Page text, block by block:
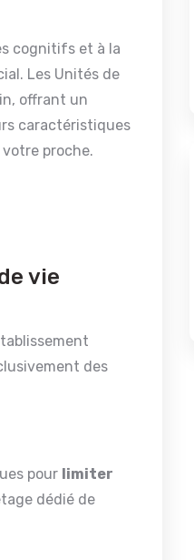
cognitifs et à la
Les Unités de
offrant un
caractéristiques
proche.
vie
des
pour limiter
dédié de